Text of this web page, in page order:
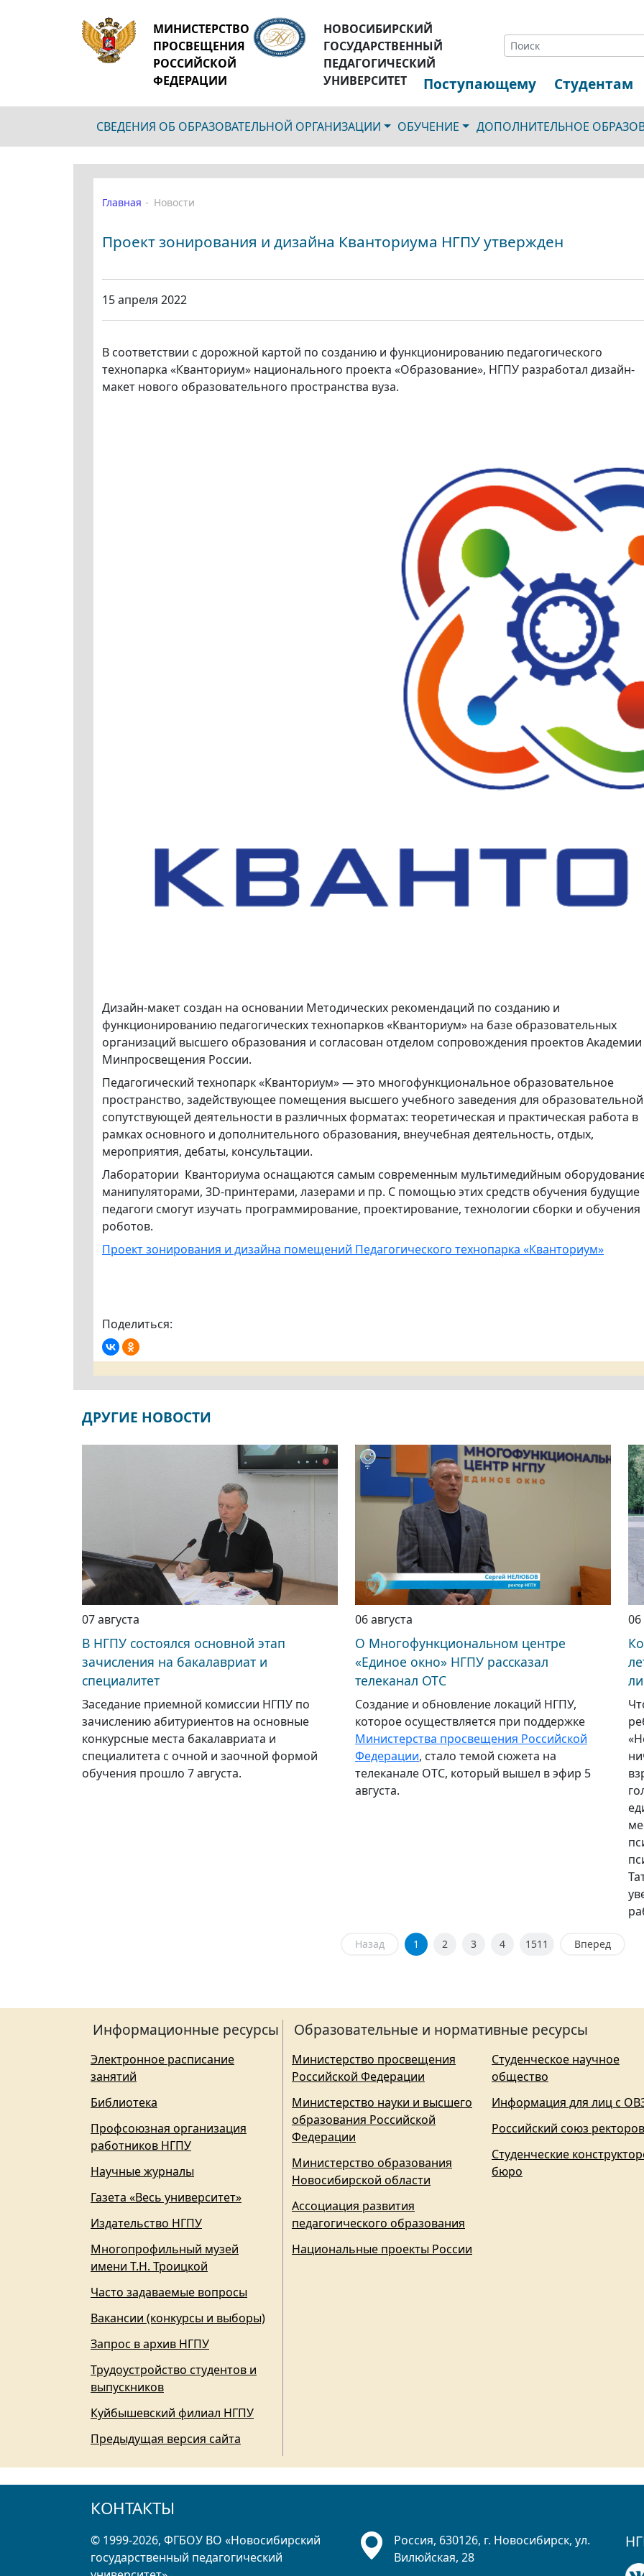
МИНИСТЕРСТВО
ПРОСВЕЩЕНИЯ
РОССИЙСКОЙ
ФЕДЕРАЦИИ
НОВОСИБИРСКИЙ
ГОСУДАРСТВЕННЫЙ
ПЕДАГОГИЧЕСКИЙ
УНИВЕРСИТЕТ
Поступающему Студентам
СВЕДЕНИЯ ОБ ОБРАЗОВАТЕЛЬНОЙ ОРГАНИЗАЦИИ ОБУЧЕНИЕ ДОПОЛНИТЕЛЬНОЕ
Главная Новости
Проект зонирования и дизайна Кванториума НГПУ утвержден
15 апреля 2022
В соответствии с дорожной картой по созданию и функционированию педагогического
технопарка «Кванториум» национального проекта «Образование», НГПУ разработал дизайн-
макет нового образовательного пространства вуза.
Дизайн-макет создан на основании Методических рекомендаций по созданию и
функционированию педагогических технопарков «Кванториум» на базе образовательных
организаций высшего образования и согласован отделом сопровождения проектов Академии
Минпросвещения России.
Педагогический технопарк «Кванториум» — это многофункциональное образовательное
пространство, задействующее помещения высшего учебного заведения для
сопутствующей деятельности в различных форматах: теоретическая и практическая работа в
рамках основного и дополнительного образования, внеучебная деятельность, отдых,
мероприятия, дебаты, консультации.
Лаборатории Кванториума оснащаются самым современным мультимедийным
манипуляторами, 3D-принтерами, лазерами и пр. С помощью этих средств обучения будущие
педагоги смогут изучать программирование, проектирование, технологии сборки и обучения
роботов.
Проект зонирования и дизайна помещений Педагогического технопарка «Кванториум»
Поделиться:
ДРУГИЕ НОВОСТИ
07 августа
В НГПУ состоялся основной этап
зачисления на бакалавриат и
специалитет
Заседание приемной комиссии НГПУ по
зачислению абитуриентов на основные
конкурсные места бакалавриата и
специалитета с очной и заочной формой
обучения прошло 7 августа.
06 августа
О Многофункциональном центре
«Единое окно» НГПУ рассказал
телеканал ОТС
Создание и обновление локаций НГПУ,
которое осуществляется при поддержке
Министерства просвещения Российской
Федерации, стало темой сюжета на
телеканале ОТС, который вышел в эфир 5
августа.
06
Назад 1 2 3 4 1511 Вперед
Информационные ресурсы
Электронное расписание
занятий
Библиотека
Профсоюзная организация
работников НГПУ
Научные журналы
Газета «Весь университет»
Издательство НГПУ
Многопрофильный музей
имени Т.Н. Троицкой
Часто задаваемые вопросы
Вакансии (конкурсы и выборы)
Запрос в архив НГПУ
Трудоустройство студентов и
выпускников
Куйбышевский филиал НГПУ
Предыдущая версия сайта
Образовательные и нормативные ресурсы
Министерство просвещения
Российской Федерации
Министерство науки и высшего
образования Российской
Федерации
Министерство образования
Новосибирской области
Ассоциация развития
педагогического образования
Национальные проекты России
Студенческое научное
общество
Информация для лиц с
Российский союз ректоров
Студенческие
бюро
КОНТАКТЫ
© 1999-2026, ФГБОУ ВО «Новосибирский
государственный педагогический
Россия, 630126, г. Новосибирск, ул.
Вилюйская, 28